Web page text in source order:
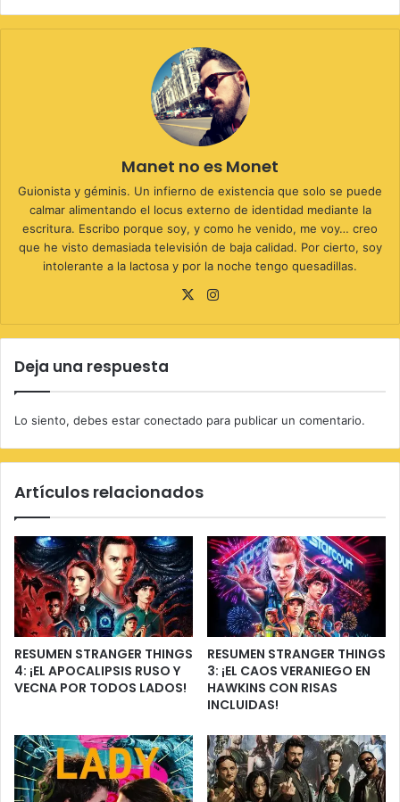
Manet no es Monet
Guionista y géminis. Un infierno de existencia que solo se puede
calmar alimentando el locus externo de identidad mediante la
escritura. Escribo porque soy, y como he venido, me voy… creo
que he visto demasiada televisión de baja calidad. Por cierto, soy
intolerante a la lactosa y por la noche tengo quesadillas.
X
Deja una respuesta
Lo siento, debes estar conectado para publicar un comentario.
Artículos relacionados
RESUMEN STRANGER THINGS
4: ¡EL APOCALIPSIS RUSO Y
VECNA POR TODOS LADOS!
RESUMEN STRANGER THINGS
3: ¡EL CAOS VERANIEGO EN
HAWKINS CON RISAS
INCLUIDAS!